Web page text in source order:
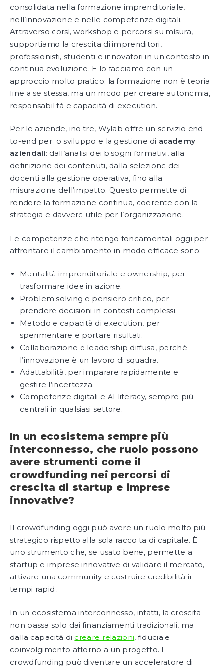
consolidata nella formazione imprenditoriale,
nell’innovazione e nelle competenze digitali.
Attraverso corsi, workshop e percorsi su misura,
supportiamo la crescita di imprenditori,
professionisti, studenti e innovatori in un contesto in
continua evoluzione. E lo facciamo con un
approccio molto pratico: la formazione non è teoria
fine a sé stessa, ma un modo per creare autonomia,
responsabilità e capacità di execution.
Per le aziende, inoltre, Wylab offre un servizio end-
to-end per lo sviluppo e la gestione di academy
aziendali: dall’analisi dei bisogni formativi, alla
definizione dei contenuti, dalla selezione dei
docenti alla gestione operativa, fino alla
misurazione dell’impatto. Questo permette di
rendere la formazione continua, coerente con la
strategia e davvero utile per l’organizzazione.
Le competenze che ritengo fondamentali oggi per
affrontare il cambiamento in modo efficace sono:
Mentalità imprenditoriale e ownership, per
trasformare idee in azione.
Problem solving e pensiero critico, per
prendere decisioni in contesti complessi.
Metodo e capacità di execution, per
sperimentare e portare risultati.
Collaborazione e leadership diffusa, perché
l’innovazione è un lavoro di squadra.
Adattabilità, per imparare rapidamente e
gestire l’incertezza.
Competenze digitali e AI literacy, sempre più
centrali in qualsiasi settore.
In un ecosistema sempre più
interconnesso, che ruolo possono
avere strumenti come il
crowdfunding nei percorsi di
crescita di startup e imprese
innovative?
Il crowdfunding oggi può avere un ruolo molto più
strategico rispetto alla sola raccolta di capitale. È
uno strumento che, se usato bene, permette a
startup e imprese innovative di validare il mercato,
attivare una community e costruire credibilità in
tempi rapidi.
In un ecosistema interconnesso, infatti, la crescita
non passa solo dai finanziamenti tradizionali, ma
dalla capacità di creare relazioni, fiducia e
coinvolgimento attorno a un progetto. Il
crowdfunding può diventare un acceleratore di